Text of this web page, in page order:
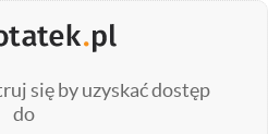
się by uzyskać dostęp
do